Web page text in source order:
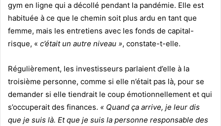
gym en ligne qui a décollé pendant la pandémie. Elle est
habituée à ce que le chemin soit plus ardu en tant que
femme, mais les entretiens avec les fonds de capital-
risque, « c’était un autre niveau », constate-t-elle.
Régulièrement, les investisseurs parlaient d’elle à la
troisième personne, comme si elle n’était pas là, pour se
demander si elle tiendrait le coup émotionnellement et qui
s’occuperait des finances. « Quand ça arrive, je leur dis
que je suis là. Et que je suis la personne responsable des